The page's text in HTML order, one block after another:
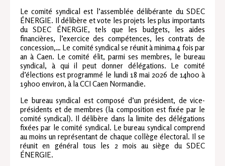
Le comité syndical est l’assemblée délibérante du SDEC
ÉNERGIE. Il délibère et vote les projets les plus importants
du SDEC ÉNERGIE, tels que les budgets, les aides
financières, l’exercice des compétences, les contrats de
concession,… Le comité syndical se réunit à minima 4 fois par
an à Caen. Le comité élit, parmi ses membres, le bureau
syndical, à qui il peut donner délégations. Le comité
d’élections est programmé le lundi 18 mai 2026 de 14h00 à
19h00 environ, à la CCI Caen Normandie.
Le bureau syndical est composé d’un président, de vice-
présidents et de membres (la composition est fixée par le
comité syndical). Il délibère dans la limite des délégations
fixées par le comité syndical. Le bureau syndical comprend
au moins un représentant de chaque collège électoral. Il se
réunit en général tous les 2 mois au siège du SDEC
ÉNERGIE.